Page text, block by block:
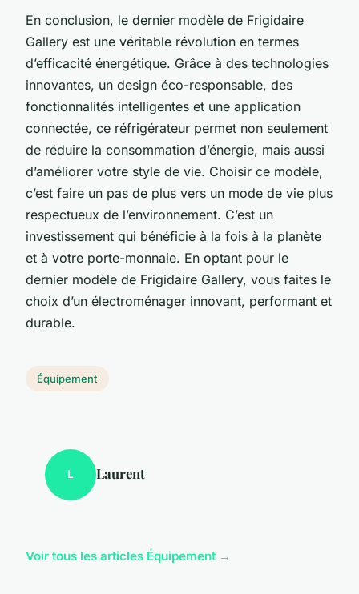
En conclusion, le dernier modèle de Frigidaire
Gallery est une véritable révolution en termes
d’efficacité énergétique. Grâce à des technologies
innovantes, un design éco-responsable, des
fonctionnalités intelligentes et une application
connectée, ce réfrigérateur permet non seulement
de réduire la consommation d’énergie, mais aussi
d’améliorer votre style de vie. Choisir ce modèle,
c’est faire un pas de plus vers un mode de vie plus
respectueux de l’environnement. C’est un
investissement qui bénéficie à la fois à la planète
et à votre porte-monnaie. En optant pour le
dernier modèle de Frigidaire Gallery, vous faites le
choix d’un électroménager innovant, performant et
durable.
Équipement
L Laurent
Voir tous les articles Équipement →